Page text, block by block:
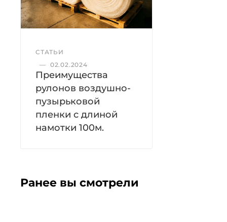
СТАТЬИ
— 02.02.2024
Преимущества
рулонов воздушно-
пузырьковой
пленки с длиной
намотки 100м.
Ранее вы смотрели